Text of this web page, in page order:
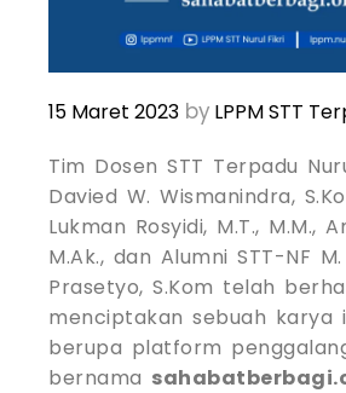
15 Maret 2023 by LPPM STT
Tim Dosen STT Terpadu
Davied W. Wismanindra,
Lukman Rosyidi, M.T., M.M.,
M.Ak., dan Alumni STT-NF
Prasetyo, S.Kom telah
menciptakan sebuah karya
berupa platform
bernama